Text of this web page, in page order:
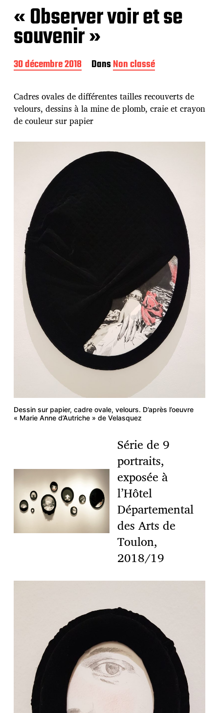
« Observer voir et se
souvenir »
D
a
e
d
e
p
b
30 décembre 2018 DansNon classé
Cadres ovales de différentes tailles recouverts de
velours, dessins à la mine de plomb, craie et crayon
de couleur sur papier
Dessin sur papier, cadre ovale, velours. D’après l’oeuvre
« Marie Anne d’Autriche » de Velasquez
Série de 9
portraits,
exposée à
l’Hôtel
Départemental
des Arts de
Toulon,
2018/19